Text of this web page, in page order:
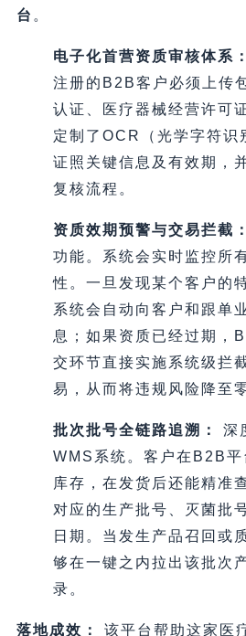
台 。
电子化首营资质审核体系：
注册的B2B客户必须上传
认证、医疗器械经营许可
定制了OCR（光学字符识
证照关键信息及有效期，
复核流程。
资质效期预警与交易拦截：
功能。系统会实时监控所
性。一旦发现某个客户的
系统会自动向客户和跟单
息；如果资质已经过期，
交环节直接实施系统级拦
易，从而将违规风险降至零
批次批号全链路追溯：
深
WMS系统。客户在B2B
库存，在发货后还能精准
对应的生产批号、灭菌批
日期。当发生产品召回或
够在一键之内拉出该批次
录。
落地成效：
该平台帮助这家医